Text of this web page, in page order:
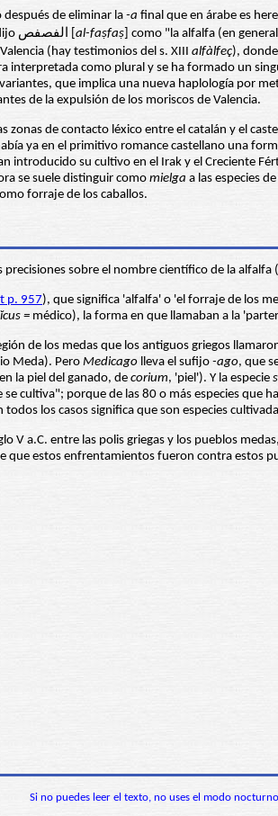
después de eliminar la -a final que en árabe es
al-faṣfaṣ
(hay testimonios del s. XIII alfàlfeç
interpretada como plural y se ha formado un
que implica una nueva haplología por
de la expulsión de los moriscos de Valencia.
de contacto léxico entre el catalán y el
ya en el primitivo romance castellano una
introducido su cultivo en el Irak y el Creciente
se suele distinguir como mielga a las especies de
forraje de los caballos.
sobre el nombre científico de la alfalfa (
p. 957), que significa 'alfalfa' o 'el forraje de los
= médico), la forma en que llamaban a la
de los medas que los antiguos griegos
Meda). Pero Medicago lleva el sufijo -ago, que
la piel del ganado, decorium, 'piel'). Y la especie
cultiva"; porque de las 80 o más especies que
todos los casos significa que son especies
V a.C. entre las polis griegas y los pueblos
que estos enfrentamientos fueron contra estos
Si no puedes leer el texto, no uses el modo